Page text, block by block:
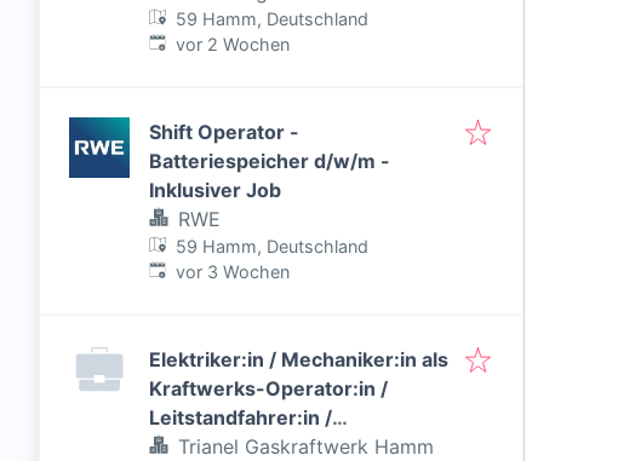
Beschäftigung - Inklusiver Job
59 Hamm, Deutschland
Veröffentlicht:
vor 2 Wochen
Shift Operator -
Batteriespeicher d/w/m -
Inklusiver Job
RWE
59 Hamm, Deutschland
Veröffentlicht:
vor 3 Wochen
Elektriker:in / Mechaniker:in als
Kraftwerks-Operator:in /
Leitstandfahrer:in /
Anlagenfahrer:in (m/w/d)
Trianel Gaskraftwerk Hamm